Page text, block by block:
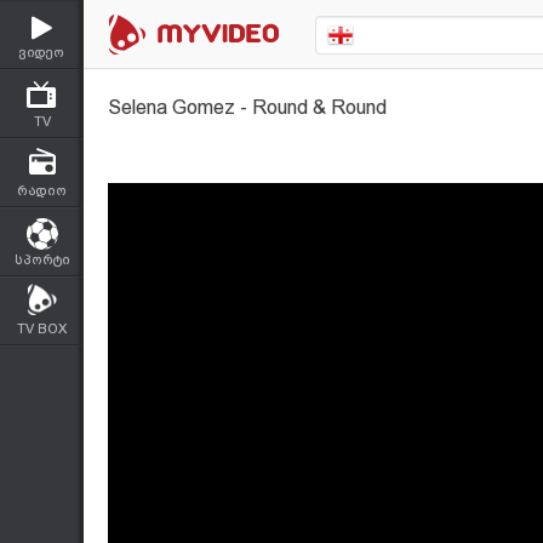
ვიდეო
TV
რადიო
სპორტი
TV BOX
Selena Gomez - Round & Round